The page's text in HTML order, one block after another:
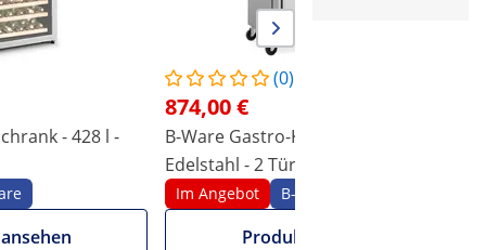
2
- 428 l -
Stahl
(0)
874,00 €
B-Ware Gastro-Kühlschrank - 373 l -
Edelstahl - 2 Türen - 4 Rollen -
abschließbar - Royal Catering
Im Angebot B-Ware
Produkt ansehen